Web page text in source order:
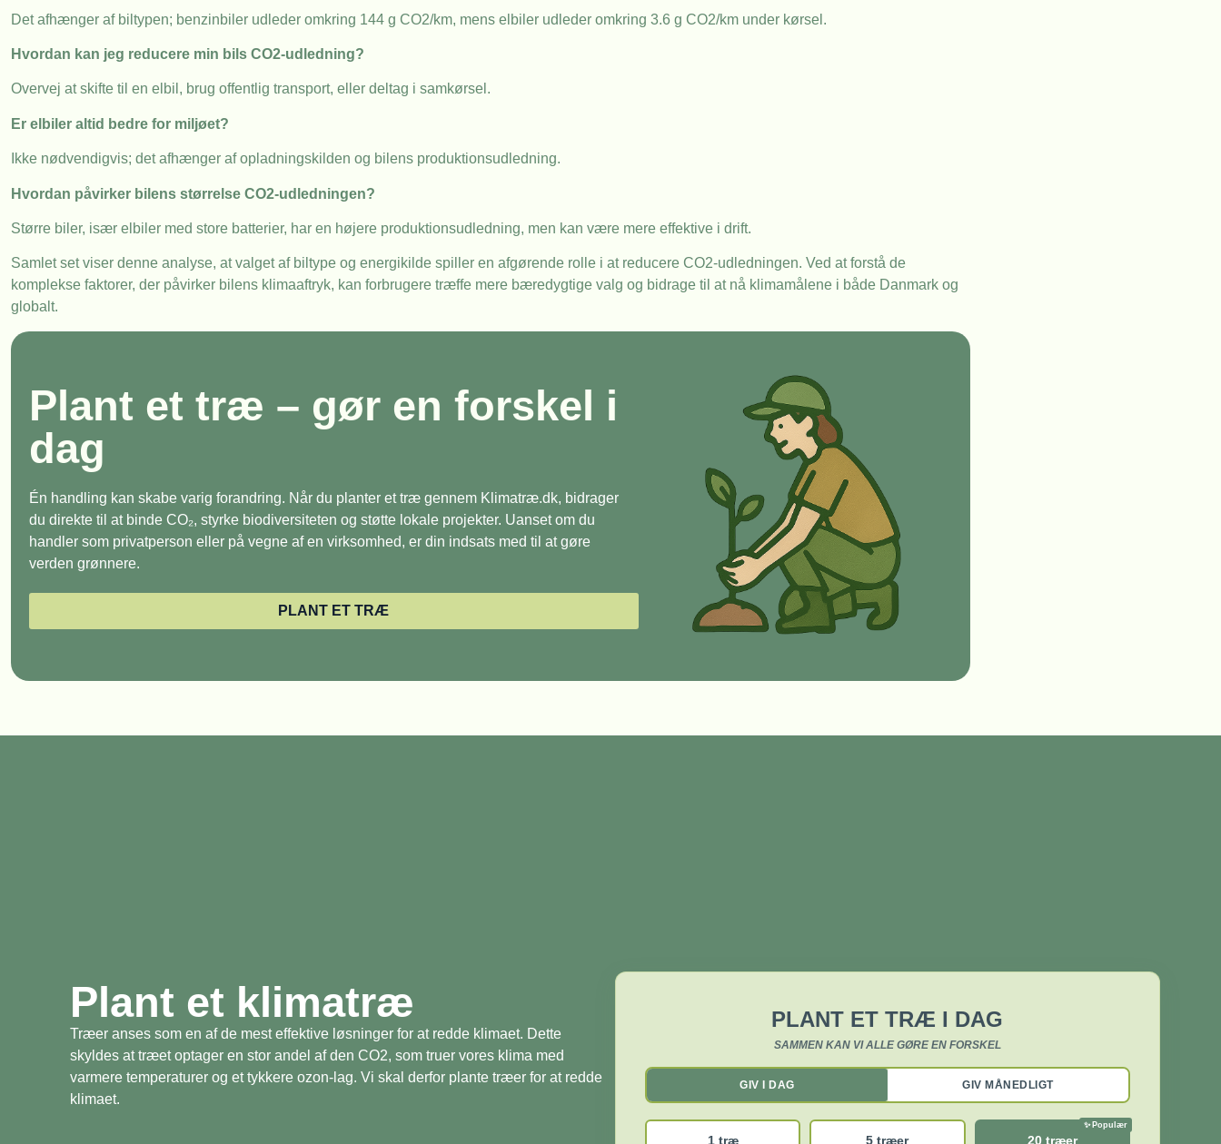
Det afhænger af biltypen; benzinbiler udleder omkring 144 g CO2/km, mens elbiler udleder omkring 3.6 g CO2/km under kørsel.
Hvordan kan jeg reducere min bils CO2-udledning?
Overvej at skifte til en elbil, brug offentlig transport, eller deltag i samkørsel.
Er elbiler altid bedre for miljøet?
Ikke nødvendigvis; det afhænger af opladningskilden og bilens produktionsudledning.
Hvordan påvirker bilens størrelse CO2-udledningen?
Større biler, især elbiler med store batterier, har en højere produktionsudledning, men kan være mere effektive i drift.
Samlet set viser denne analyse, at valget af biltype og energikilde spiller en afgørende rolle i at reducere CO2-udledningen. Ved at forstå de
komplekse faktorer, der påvirker bilens klimaaftryk, kan forbrugere træffe mere bæredygtige valg og bidrage til at nå klimamålene i både Danmark og
globalt.
Plant et træ – gør en forskel i
dag
Én handling kan skabe varig forandring. Når du planter et træ gennem Klimatræ.dk, bidrager
du direkte til at binde CO₂, styrke biodiversiteten og støtte lokale projekter. Uanset om du
handler som privatperson eller på vegne af en virksomhed, er din indsats med til at gøre
verden grønnere.
PLANT ET TRÆ
Plant et klimatræ
Træer anses som en af de mest effektive løsninger for at redde klimaet. Dette
skyldes at træet optager en stor andel af den CO2, som truer vores klima med
varmere temperaturer og et tykkere ozon-lag. Vi skal derfor plante træer for at redde
klimaet.
PLANT ET TRÆ I DAG
SAMMEN KAN VI ALLE GØRE EN FORSKEL
GIV I DAG GIV MÅNEDLIGT
1 træ 5 træer 20 træer